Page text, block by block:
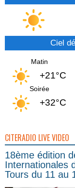
Ciel
Matin
+21°C
Soirée
+32°C
CITERADIO LIVE VIDEO
18ème édition
Internationales
Tours du 11 au